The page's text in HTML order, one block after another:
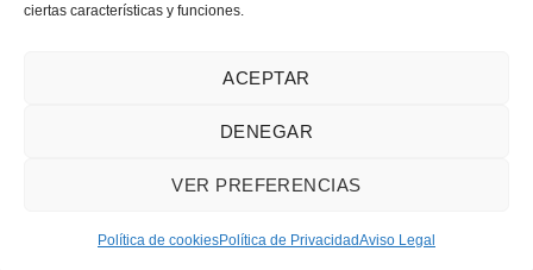
ciertas características y funciones.
ACEPTAR
DENEGAR
VER PREFERENCIAS
Política de cookiesPolítica de PrivacidadAviso Legal
Condiciones generales
Mantenimiento web a cargo deCreaciones Digitales – mantenimiento web
Política de privacidad |Condiciones generales de